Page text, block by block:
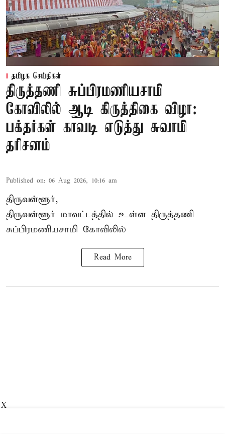
தமிழக செய்திகள்
திருத்தணி சுப்பிரமணியசாமி
கோவிலில் ஆடி கிருத்திகை விழா:
பக்தர்கள் காவடி எடுத்து சுவாமி
தரிசனம்
Published on: 06 Aug 2026, 10:16 am
திருவள்ளூர்,
திருவள்ளூர் மாவட்டத்தில் உள்ள திருத்தணி
சுப்பிரமணியசாமி கோவிலில்
Read More
X